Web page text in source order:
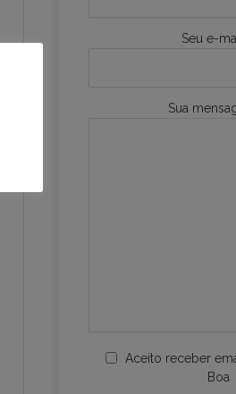
Seu e-
Sua
Aceito receber
Boa